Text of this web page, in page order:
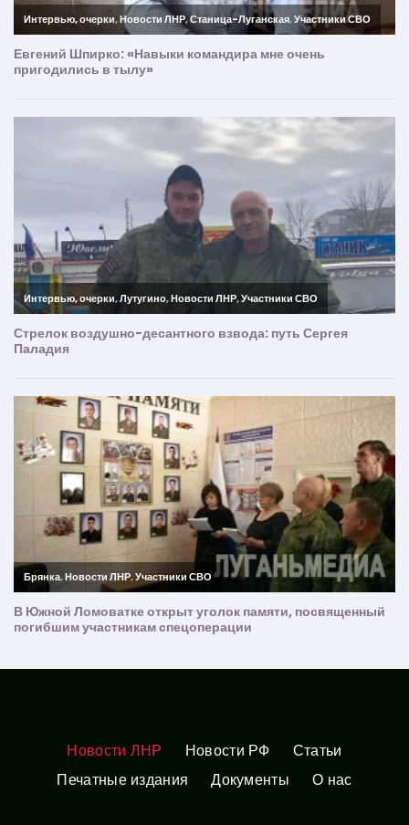
Новости ЛНР Новости РФ
Статьи
Печатные издания
Документы О нас